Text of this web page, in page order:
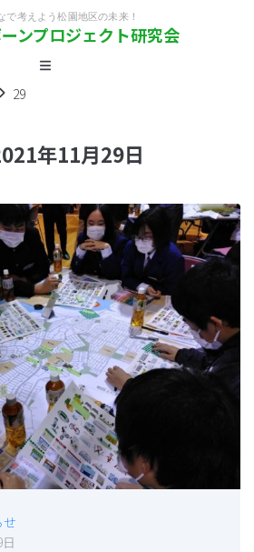
で考えよう松園地区の未来！
ンプロジェクト研究会
29
年11月29日
せ